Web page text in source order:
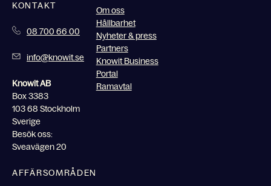
KONTAKT
08 700 66 00
info@knowit.se
Knowit AB
Box 3383
103 68 Stockholm
Sverige
Besök oss:
Sveavägen 20
Om oss
Hållbarhet
Nyheter & press
Partners
Knowit Business
Portal
Ramavtal
AFFÄRSOMRÅDEN